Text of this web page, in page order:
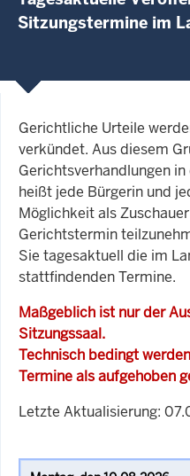
Sitzungstermine im
Gerichtliche Urteile
verkündet. Aus diesem
Gerichtsverhandlungen
heißt jede Bürgerin und
Möglichkeit als
Gerichtstermin
Sie tagesaktuell die im
stattfindenden Termine.
Maßgeblich ist nur der
Sitzungssaal.
Technisch bedingt
Termine als aufgehoben
Letzte Aktualisierung: